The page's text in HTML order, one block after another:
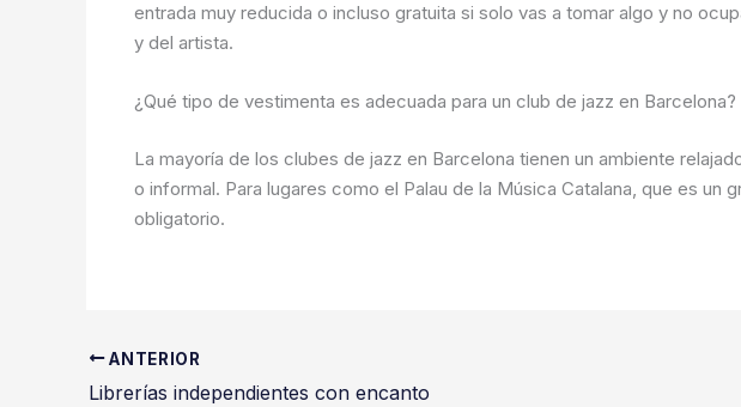
entrada muy reducida o incluso gratuita si solo vas a tomar algo y no
y del artista.
¿Qué tipo de vestimenta es adecuada para un club de jazz en Barcelona?
La mayoría de los clubes de jazz en Barcelona tienen un ambiente
o informal. Para lugares como el Palau de la Música Catalana, que es
obligatorio.
ANTERIOR
Librerías independientes con encanto